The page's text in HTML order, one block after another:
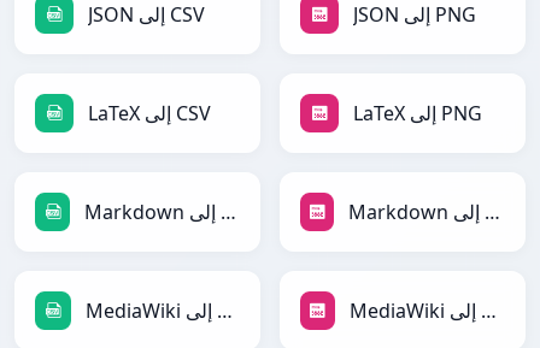
JSON إلى CSV JSON إلى PNG
LaTeX إلى CSV LaTeX إلى PNG
Markdown إلى CSV Markdown إلى PNG
MediaWiki إلى CSV MediaWiki إلى PNG